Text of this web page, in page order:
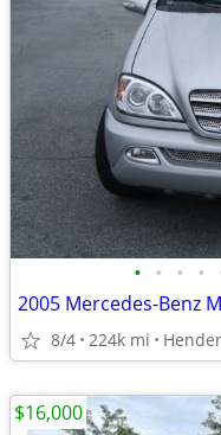
• • • •
2005 Mercedes-Benz
8/4 224k mi
$16,000